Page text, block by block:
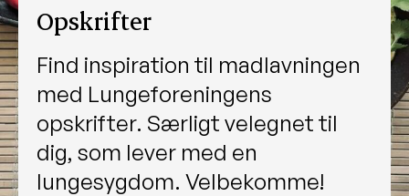
Opskrifter
Find inspiration til madlavningen
med Lungeforeningens
opskrifter. Særligt velegnet til
dig, som lever med en
lungesygdom. Velbekomme!